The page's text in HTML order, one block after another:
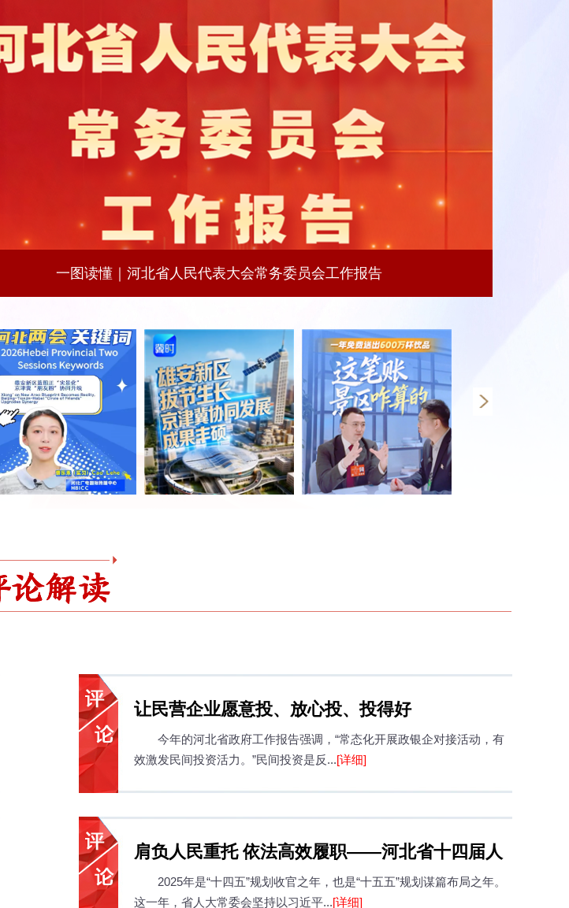
一图读懂｜河北省人民代表大会常务委员会工作报告
让民营企业愿意投、放心投、投得好
今年的河北省政府工作报告强调，“常态化开展政银企对接活动，有
效激发民间投资活力。”民间投资是反...[详细]
肩负人民重托 依法高效履职——河北省十四届人
大常委会2025年工作综述
2025年是“十四五”规划收官之年，也是“十五五”规划谋篇布局之年。
这一年，省人大常委会坚持以习近平...[详细]